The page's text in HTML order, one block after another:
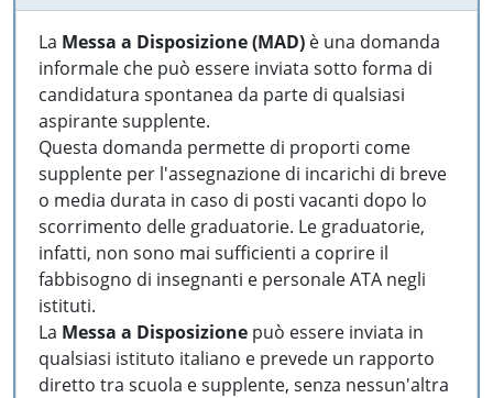
La Messa a Disposizione (MAD) è una domanda
informale che può essere inviata sotto forma di
candidatura spontanea da parte di qualsiasi
aspirante supplente.
Questa domanda permette di proporti come
supplente per l'assegnazione di incarichi di breve
o media durata in caso di posti vacanti dopo lo
scorrimento delle graduatorie. Le graduatorie,
infatti, non sono mai sufficienti a coprire il
fabbisogno di insegnanti e personale ATA negli
istituti.
La Messa a Disposizione può essere inviata in
qualsiasi istituto italiano e prevede un rapporto
diretto tra scuola e supplente, senza nessun'altra